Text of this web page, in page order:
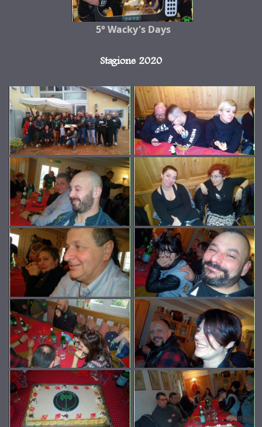
5° Wacky's Days
Stagione 2020